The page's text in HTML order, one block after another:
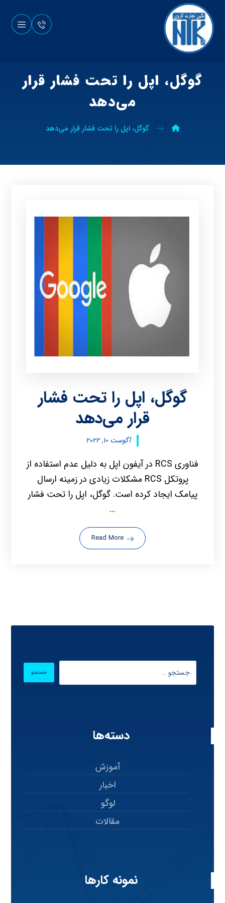
گوگل، اپل را تحت فشار قرار
می‌دهد
گوگل، اپل را تحت فشار قرار می‌دهد
گوگل، اپل را تحت فشار
قرار می‌دهد
آگوست ۱۰, ۲۰۲۲
فناوری RCS در آیفون اپل به دلیل عدم استفاده از
پروتکل RCS مشکلات زیادی در زمینه ارسال
پیامک ایجاد کرده است. گوگل، اپل را تحت فشار
...
Read More
دسته‌ها
آموزش
اخبار
لوگو
مقالات
نمونه کارها